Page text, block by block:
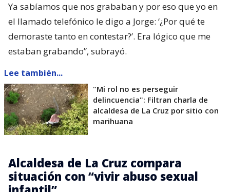
Ya sabíamos que nos grababan y por eso que yo en
el llamado telefónico le digo a Jorge: ‘¿Por qué te
demoraste tanto en contestar?’. Era lógico que me
estaban grabando”, subrayó.
Lee también...
"Mi rol no es perseguir
delincuencia": Filtran charla de
alcaldesa de La Cruz por sitio con
marihuana
Alcaldesa de La Cruz compara
situación con “vivir abuso sexual